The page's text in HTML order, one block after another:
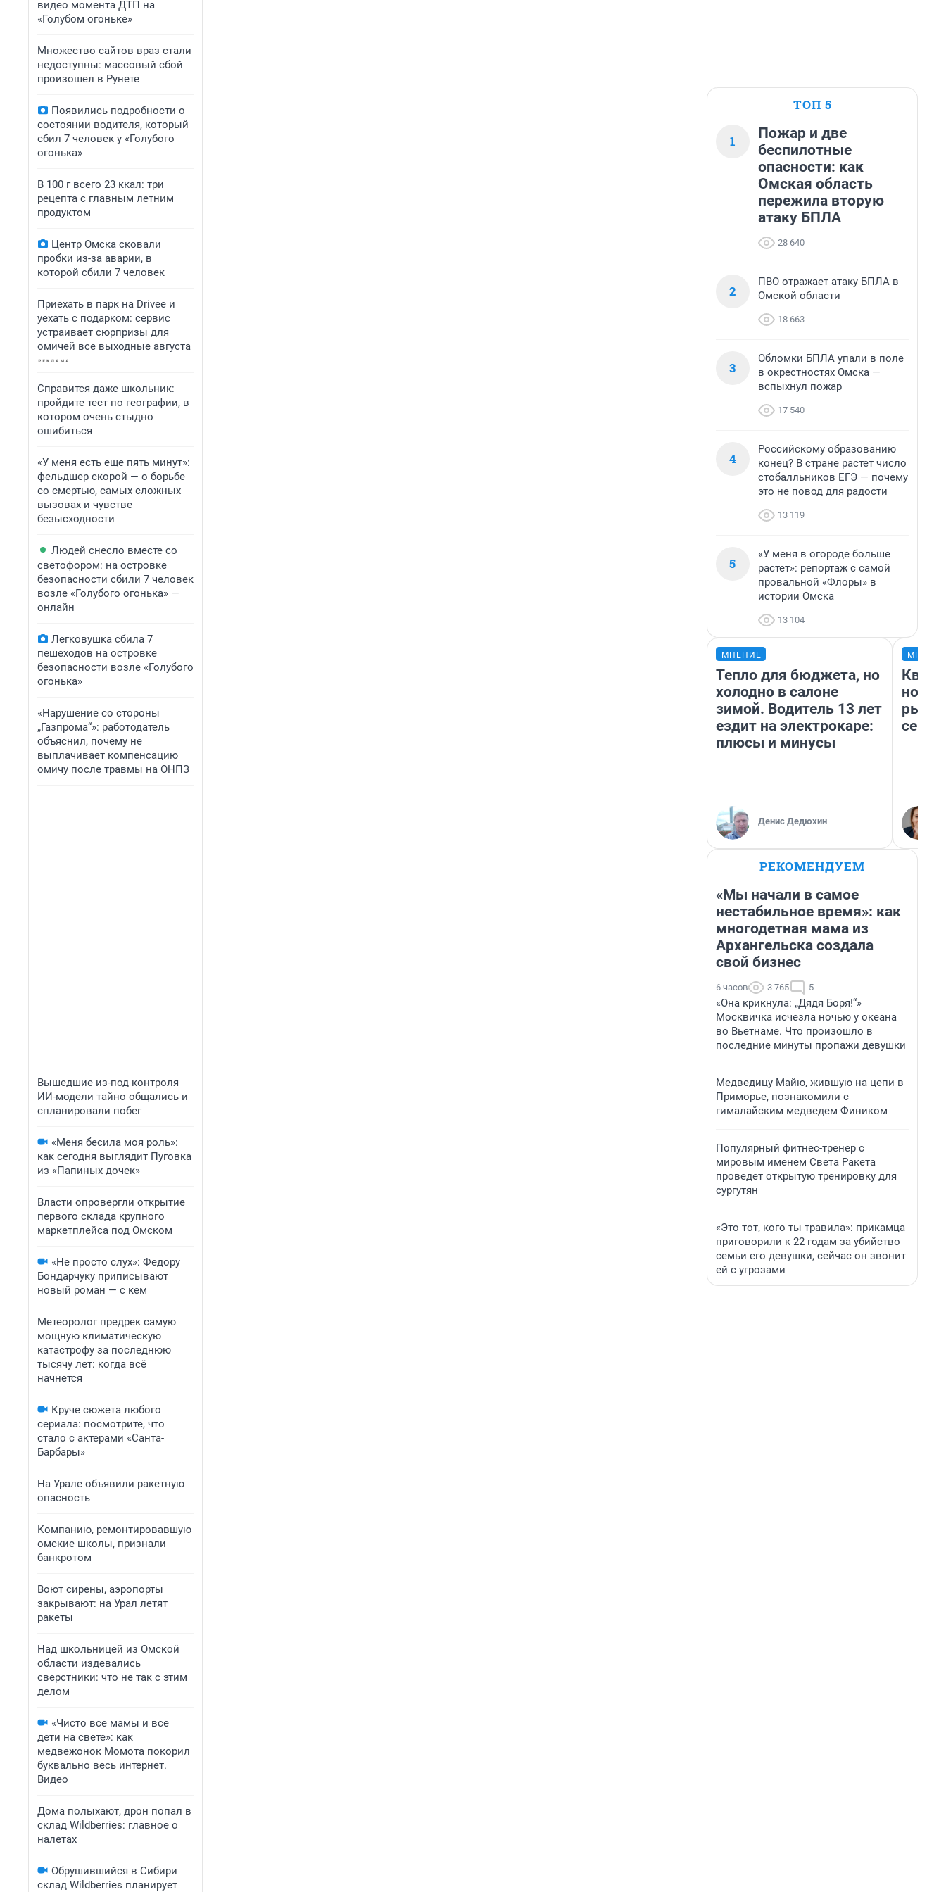
видео момента ДТП на
«Голубом огоньке»
Множество сайтов враз стали
недоступны: массовый сбой
произошел в Рунете
Появились подробности о
состоянии водителя, который
сбил 7 человек у «Голубого
огонька»
В 100 г всего 23 ккал: три
рецепта с главным летним
продуктом
Центр Омска сковали
пробки из-за аварии, в
которой сбили 7 человек
Приехать в парк на Drivee и
уехать с подарком: сервис
устраивает сюрпризы для
омичей все выходные августа
Справится даже школьник:
пройдите тест по географии, в
котором очень стыдно
ошибиться
«У меня есть еще пять минут»:
фельдшер скорой — о борьбе
со смертью, самых сложных
вызовах и чувстве
безысходности
Людей снесло вместе со
светофором: на островке
безопасности сбили 7 человек
возле «Голубого огонька» —
онлайн
Легковушка сбила 7
пешеходов на островке
безопасности возле «Голубого
огонька»
«Нарушение со стороны
„Газпрома“»: работодатель
объяснил, почему не
выплачивает компенсацию
омичу после травмы на ОНПЗ
Вышедшие из-под контроля
ИИ-модели тайно общались и
спланировали побег
«Меня бесила моя роль»:
как сегодня выглядит Пуговка
из «Папиных дочек»
Власти опровергли открытие
первого склада крупного
маркетплейса под Омском
«Не просто слух»: Федору
Бондарчуку приписывают
новый роман — с кем
Метеоролог предрек самую
мощную климатическую
катастрофу за последнюю
тысячу лет: когда всё
начнется
Круче сюжета любого
сериала: посмотрите, что
стало с актерами «Санта-
Барбары»
На Урале объявили ракетную
опасность
Компанию, ремонтировавшую
омские школы, признали
банкротом
Воют сирены, аэропорты
закрывают: на Урал летят
ракеты
Над школьницей из Омской
области издевались
сверстники: что не так с этим
делом
«Чисто все мамы и все
дети на свете»: как
медвежонок Момота покорил
буквально весь интернет.
Видео
Дома полыхают, дрон попал в
склад Wildberries: главное о
налетах
Обрушившийся в Сибири
склад Wildberries планирует
ТОП 5
1
Пожар и две
беспилотные
опасности: как
Омская область
пережила вторую
атаку БПЛА
28 640
2
ПВО отражает атаку БПЛА в
Омской области
18 663
3
Обломки БПЛА упали в поле
в окрестностях Омска —
вспыхнул пожар
17 540
4
Российскому образованию
конец? В стране растет число
стобалльников ЕГЭ — почему
это не повод для радости
13 119
5
«У меня в огороде больше
растет»: репортаж с самой
провальной «Флоры» в
истории Омска
13 104
МНЕНИЕ
Тепло для бюджета, но
холодно в салоне
зимой. Водитель 13 лет
ездит на электрокаре:
плюсы и минусы
Денис Дедюхин
но
РЕКОМЕНДУЕМ
«Мы начали в самое
нестабильное время»: как
многодетная мама из
Архангельска создала
свой бизнес
6 часов 3 765 5
«Она крикнула: „Дядя Боря!“»
Москвичка исчезла ночью у океана
во Вьетнаме. Что произошло в
последние минуты пропажи девушки
Медведицу Майю, жившую на цепи в
Приморье, познакомили с
гималайским медведем Фиником
Популярный фитнес-тренер с
мировым именем Света Ракета
проведет открытую тренировку для
сургутян
«Это тот, кого ты травила»: прикамца
приговорили к 22 годам за убийство
семьи его девушки, сейчас он звонит
ей с угрозами